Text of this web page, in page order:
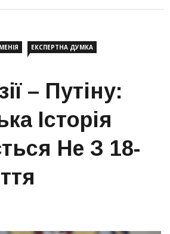
ЕКСПЕРТНА ДУМКА
– Путіну:
Історія
Не З 18-